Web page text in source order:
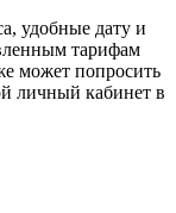
удобные дату и
тарифам
может попросить
личный кабинет в